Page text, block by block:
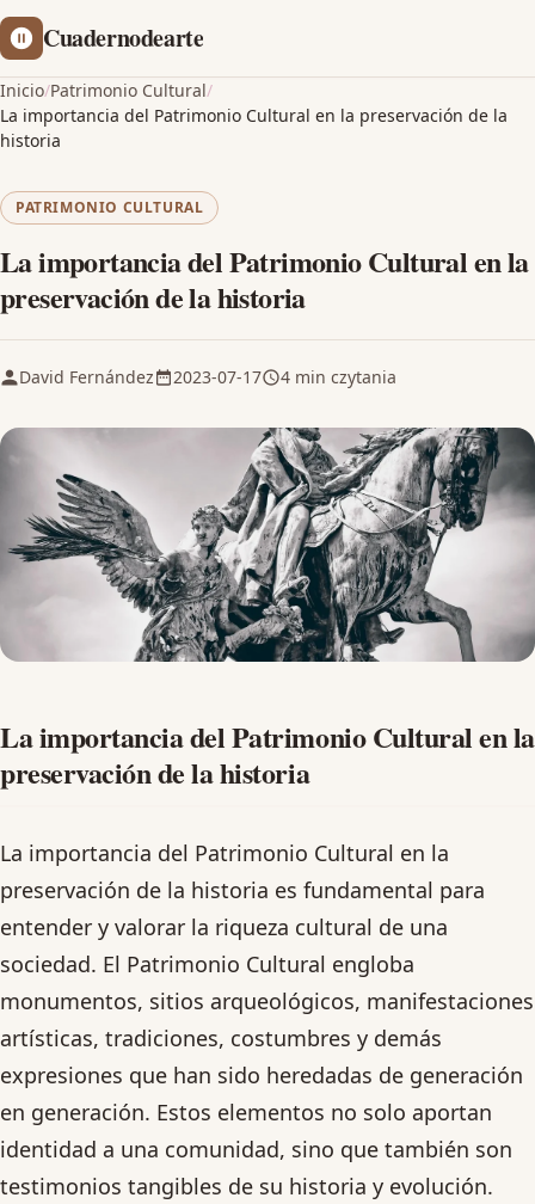
Cuadernodearte
Inicio/Patrimonio Cultural/
La importancia del Patrimonio Cultural en la preservación de la
historia
PATRIMONIO CULTURAL
La importancia del Patrimonio Cultural en la
preservación de la historia
David Fernández 2023-07-17 4 min czytania
La importancia del Patrimonio Cultural en la
preservación de la historia
La importancia del Patrimonio Cultural en la
preservación de la historia es fundamental para
entender y valorar la riqueza cultural de una
sociedad. El Patrimonio Cultural engloba
monumentos, sitios arqueológicos, manifestaciones
artísticas, tradiciones, costumbres y demás
expresiones que han sido heredadas de generación
en generación. Estos elementos no solo aportan
identidad a una comunidad, sino que también son
testimonios tangibles de su historia y evolución.